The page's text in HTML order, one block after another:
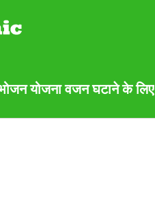
योजना वजन घटाने के लिए